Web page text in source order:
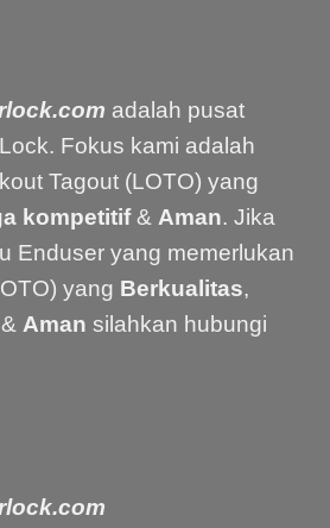
adalah pusat
Fokus kami adalah
Tagout (LOTO) yang
kompetitif& Aman. Jika
Enduser yang memerlukan
yang Berkualitas,
Aman silahkan hubungi